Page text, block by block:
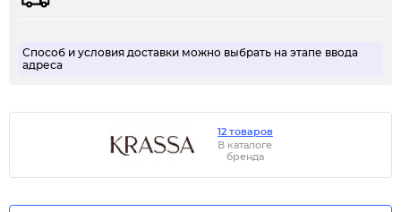
Способ и условия доставки можно выбрать на этапе ввода
адреса
12 товаров
В каталоге
бренда